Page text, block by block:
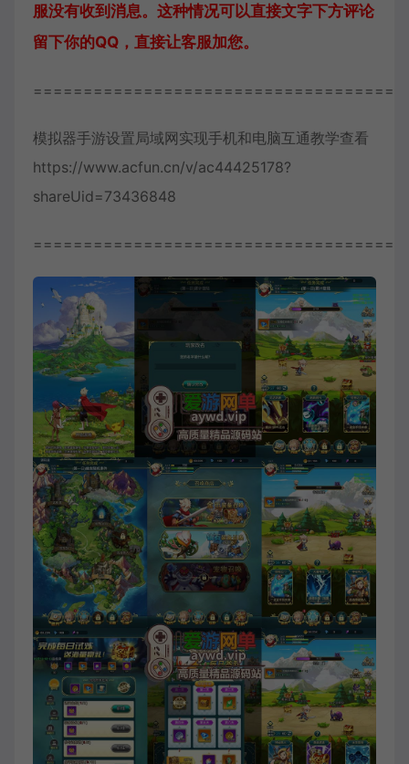
服没有收到消息。这种情况可以直接文字下方评论
留下你的QQ，直接让客服加您。
模拟器手游设置局域网实现手机和电脑互通教学查看
https://www.acfun.cn/v/ac44425178?
shareUid=73436848